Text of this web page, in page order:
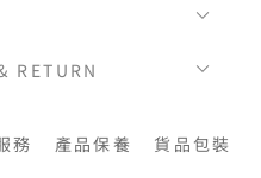
RETURN
務 產品保養 貨品包裝